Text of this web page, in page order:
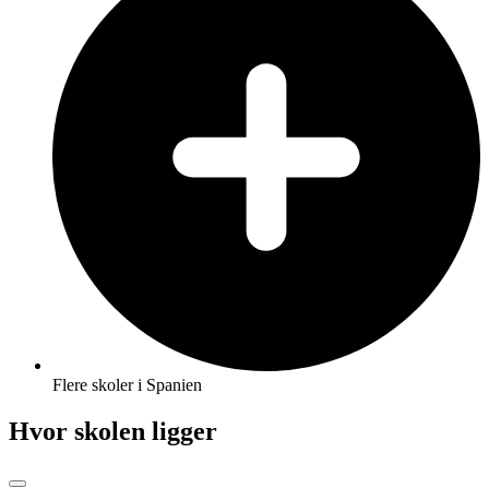
Flere skoler i Spanien
Hvor skolen ligger